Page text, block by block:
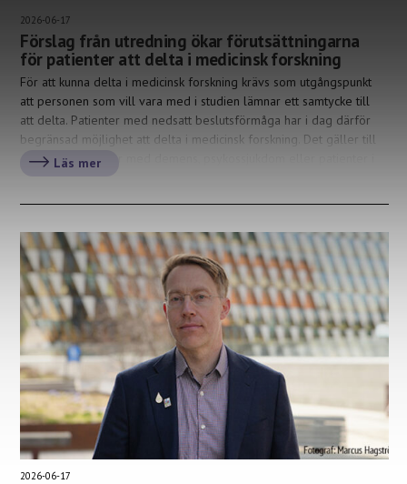
2026-06-17
Förslag från utredning ökar förutsättningarna
för patienter att delta i medicinsk forskning
För att kunna delta i medicinsk forskning krävs som utgångspunkt
att personen som vill vara med i studien lämnar ett samtycke till
att delta. Patienter med nedsatt beslutsförmåga har i dag därför
begränsad möjlighet att delta i medicinsk forskning. Det gäller till
exempel personer med demens, psykossjukdom eller patienter i
akuta sjukdomstillstånd som stroke och […]
Läs mer
2026-06-17